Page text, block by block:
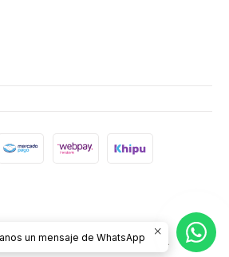
Powered by Retail Market SPA
un mensaje de WhatsApp